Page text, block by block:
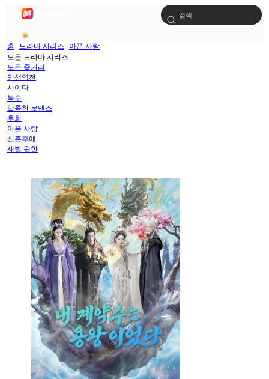
홈 드라마 시리즈 아픈 사랑
모든 드라마 시리즈
모든 줄거리
인생역전
사이다
복수
달콤한 로맨스
후회
아픈 사랑
선혼후애
재벌 원한